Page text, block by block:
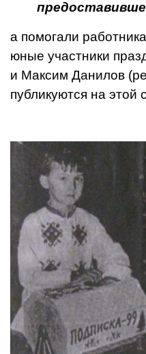
а помогали
юные участники
и Максим Данилов
публикуются на этой